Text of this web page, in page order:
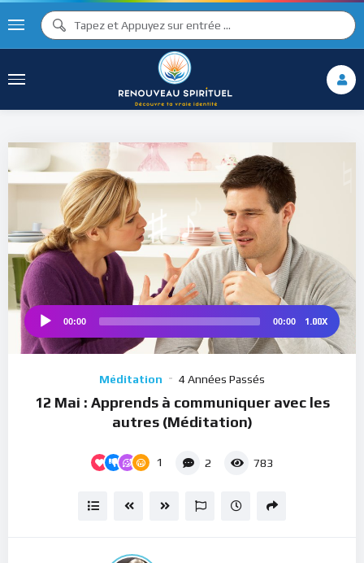
♫ ♩
♩
♯ ♪ ♯ ♬♮
Audio
00:00 00:00 1.00X
Méditation 4 Années Passés
12 Mai : Apprends à communiquer avec les
autres (Méditation)
1 2 783